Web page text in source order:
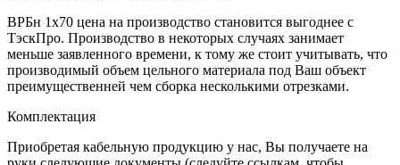
ВРБн 1х70 цена на производство становится выгоднее с
ТэскПро. Производство в некоторых случаях занимает
меньше заявленного времени, к тому же стоит учитывать, что
производимый объем цельного материала под Ваш объект
преимущественней чем сборка несколькими отрезками.
Комплектация
Приобретая кабельную продукцию у нас, Вы получаете на